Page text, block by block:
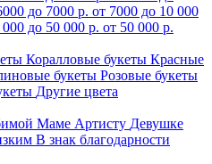
до 7000 р. от 7000 до 10 000
000 до 50 000 р. от 50 000 р.
Коралловые букеты Красные
букеты Розовые букеты
Другие цвета
Маме Артисту Девушке
В знак благодарности